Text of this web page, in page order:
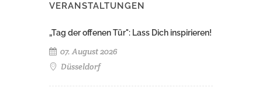
VERANSTALTUNGEN
„Tag der offenen Tür": Lass Dich inspirieren!
07. August 2026
Düsseldorf